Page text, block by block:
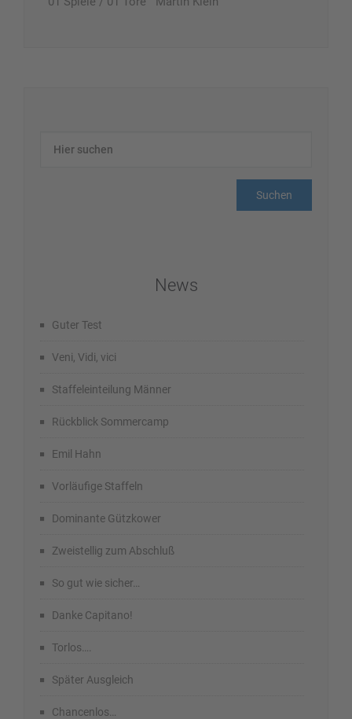
News
Guter Test
Veni, Vidi, vici
Staffeleinteilung Männer
Rückblick Sommercamp
Emil Hahn
Vorläufige Staffeln
Dominante Gützkower
Zweistellig zum Abschluß
So gut wie sicher…
Danke Capitano!
Torlos….
Später Ausgleich
Chancenlos…